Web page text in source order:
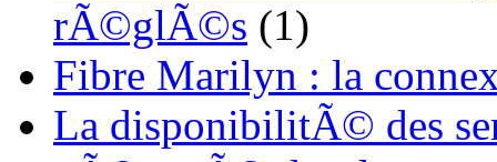
rÃ©glÃ©s (1)
Fibre Marilyn : la
La disponibilitÃ© des